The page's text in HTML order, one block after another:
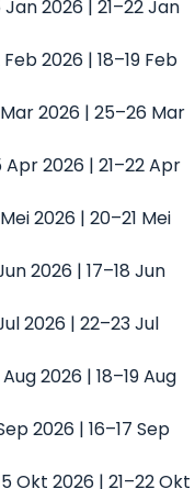
Jan 2026 | 21–22 Jan
2026 | 18–19 Feb
2026 | 25–26 Mar
2026 | 21–22 Apr
2026 | 20–21 Mei
2026 | 17–18 Jun
2026 | 22–23 Jul
2026 | 18–19 Aug
2026 | 16–17 Sep
Okt 2026 | 21–22 Okt